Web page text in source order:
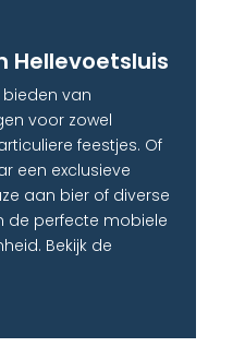
Hellevoetsluis
van
voor zowel
feestjes. Of
een exclusieve
aan bier of diverse
de perfecte mobiele
Bekijk de